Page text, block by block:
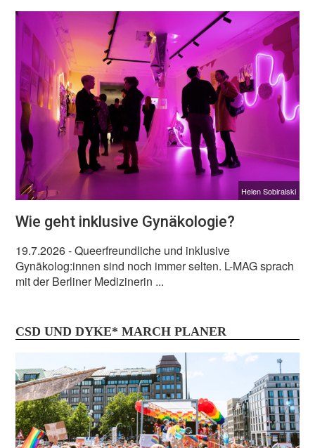
Helen Sobiralski
Wie geht inklusive Gynäkologie?
19.7.2026- Queerfreundliche und inklusive
Gynäkolog:innen sind noch immer selten. L-MAG sprach
mit der Berliner Medizinerin ...
CSD UND DYKE* MARCH PLANER